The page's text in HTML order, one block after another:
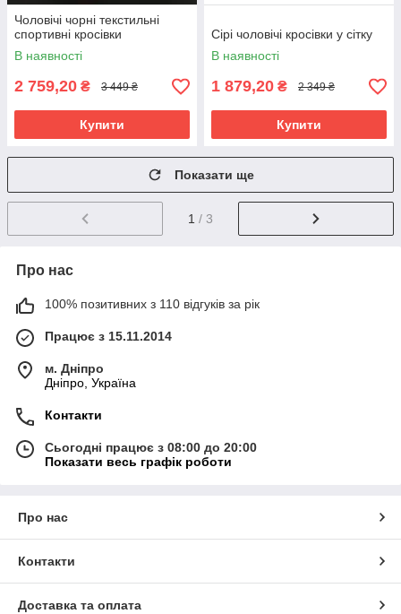
Чоловічі чорні текстильні
спортивні кросівки
В наявності
2 759,20 ₴ 3 449 ₴
Купити
Сірі чоловічі кросівки у сітку
В наявності
1 879,20 ₴ 2 349 ₴
Купити
Показати ще
1 / 3
Про нас
100% позитивних з 110 відгуків за рік
Працює з 15.11.2014
м. Дніпро
Дніпро, Україна
Контакти
Сьогодні працює з 08:00 до 20:00
Показати весь графік роботи
Про нас
Контакти
Доставка та оплата